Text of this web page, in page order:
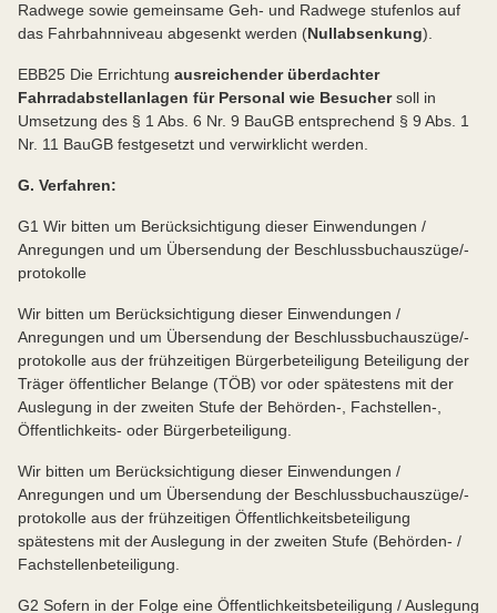
Radwege sowie gemeinsame Geh- und Radwege stufenlos auf
das Fahrbahnniveau abgesenkt werden (Nullabsenkung).
EBB25 Die Errichtung ausreichender überdachter
Fahrradabstellanlagen für Personal wie Besuchersoll in
Umsetzung des § 1 Abs. 6 Nr. 9 BauGB entsprechend § 9 Abs. 1
Nr. 11 BauGB festgesetzt und verwirklicht werden.
G. Verfahren:
G1 Wir bitten um Berücksichtigung dieser Einwendungen /
Anregungen und um Übersendung der Beschlussbuchauszüge/-
protokolle
Wir bitten um Berücksichtigung dieser Einwendungen /
Anregungen und um Übersendung der Beschlussbuchauszüge/-
protokolle aus der frühzeitigen Bürgerbeteiligung Beteiligung der
Träger öffentlicher Belange (TÖB) vor oder spätestens mit der
Auslegung in der zweiten Stufe der Behörden-, Fachstellen-,
Öffentlichkeits- oder Bürgerbeteiligung.
Wir bitten um Berücksichtigung dieser Einwendungen /
Anregungen und um Übersendung der Beschlussbuchauszüge/-
protokolle aus der frühzeitigen Öffentlichkeitsbeteiligung
spätestens mit der Auslegung in der zweiten Stufe (Behörden- /
Fachstellenbeteiligung.
G2 Sofern in der Folge eine Öffentlichkeitsbeteiligung / Auslegung